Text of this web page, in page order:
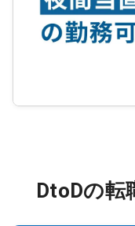
DtoDの転